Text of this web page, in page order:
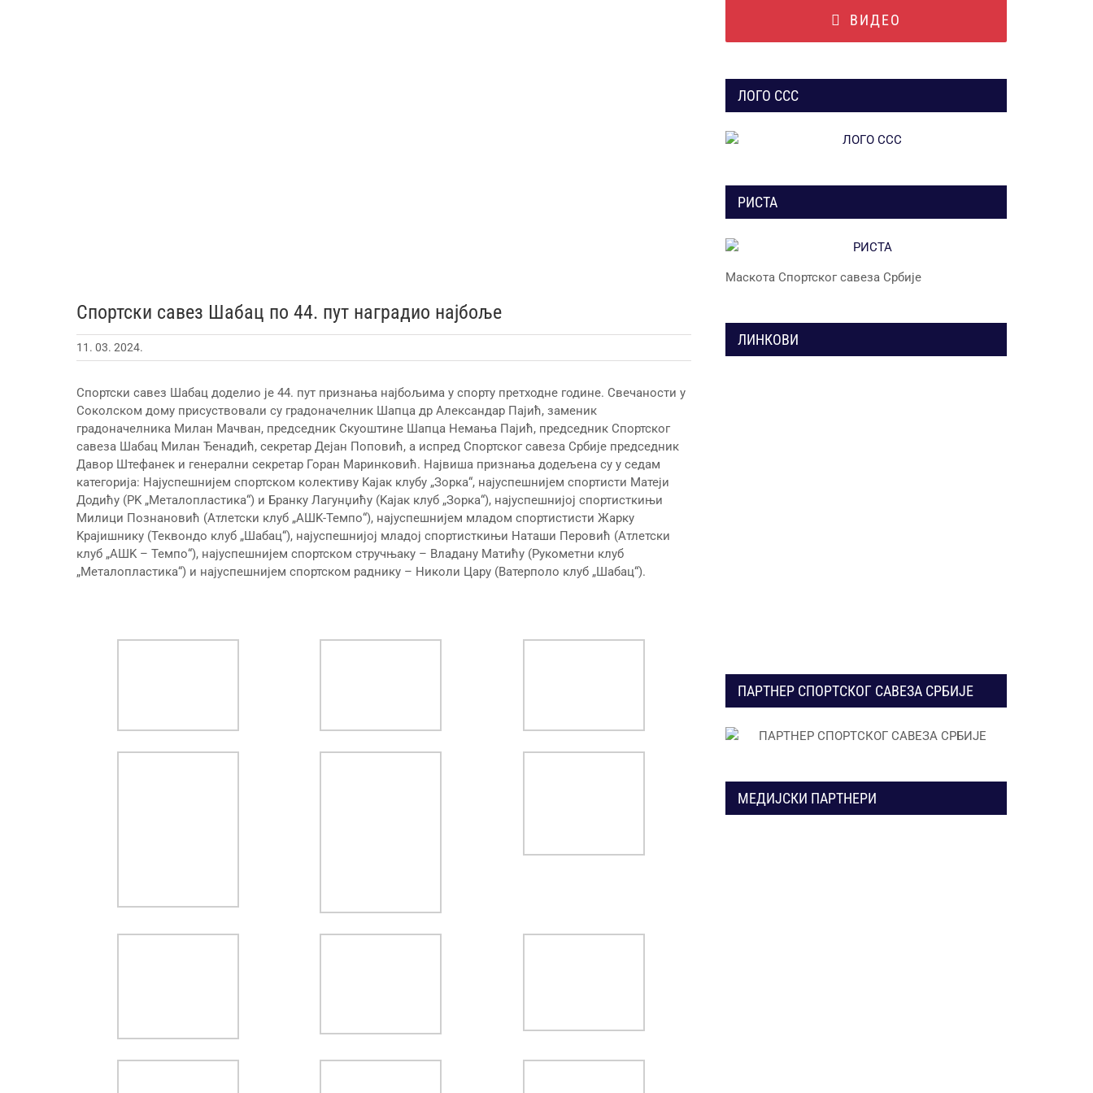
Спортски савез Шабац по 44. пут наградио најбоље
11. 03. 2024.
Спортски савез Шабац доделио је 44. пут признања најбољима у спорту претходне године. Свечаности у
Соколском дому присуствовали су градоначелник Шапца др Александар Пајић, заменик
градоначелника Милан Мачван, председник Скуоштине Шапца Немања Пајић, председник Спортског
савеза Шабац Милан Ђенадић, секретар Дејан Поповић, а испред Спортског савеза Србије председник
Давор Штефанек и генерални секретар Горан Маринковић. Највиша признања додељена су у седам
категорија: Најуспешнијем спортском колективу Kајак клубу „Зорка“, најуспешнијем спортисти Матеји
Додићу (РK „Металопластика“) и Бранку Лагунџићу (Kајак клуб „Зорка“), најуспешнијој спортисткињи
Милици Познановић (Атлетски клуб „АШK-Темпо“), најуспешнијем младом спортистисти Жарку
Kрајишнику (Теквондо клуб „Шабац“), најуспешнијој младој спортисткињи Наташи Перовић (Атлетски
клуб „АШK – Темпо“), најуспешнијем спортском стручњаку – Владану Матићу (Рукометни клуб
„Металопластика“) и најуспешнијем спортском раднику – Николи Цару (Ватерполо клуб „Шабац“).
ВИДЕО
ЛОГО ССС
РИСТА
Маскота Спортског савеза Србије
ЛИНКОВИ
ПАРТНЕР СПОРТСКОГ САВЕЗА СРБИЈЕ
МЕДИЈСКИ ПАРТНЕРИ